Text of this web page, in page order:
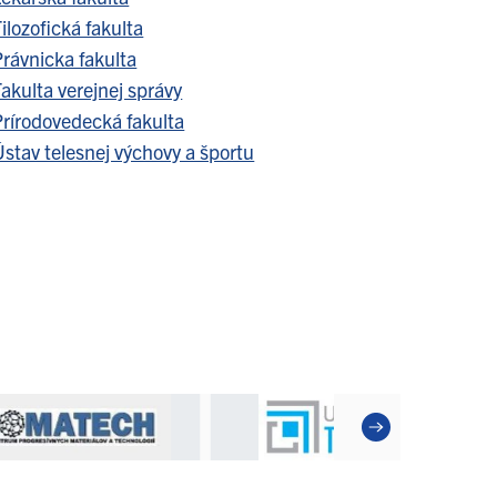
fakulta
fakulta
verejnej správy
fakulta
telesnej výchovy a športu